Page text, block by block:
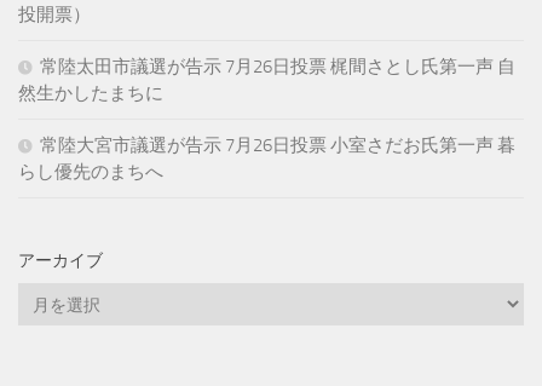
投開票）
常陸太田市議選が告示 7月26日投票 梶間さとし氏第一声 自
然生かしたまちに
常陸大宮市議選が告示 7月26日投票 小室さだお氏第一声 暮
らし優先のまちへ
アーカイブ